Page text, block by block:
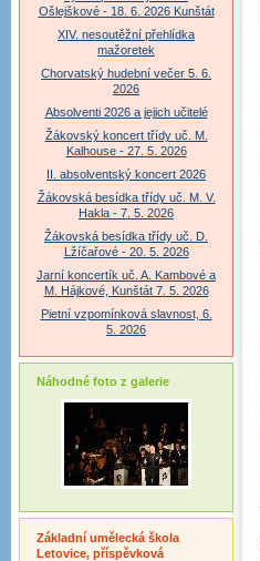
Ošlejškové - 18. 6. 2026 Kunštát
XIV. nesoutěžní přehlídka
mažoretek
Chorvatský hudební večer 5. 6.
2026
Absolventi 2026 a jejich učitelé
Žákovský koncert třídy uč. M.
Kalhouse - 27. 5. 2026
II. absolventský koncert 2026
Žákovská besídka třídy uč. M. V.
Hakla - 7. 5. 2026
Žákovská besídka třídy uč. D.
Lžíčařové - 20. 5. 2026
Jarní koncertík uč. A. Kambové a
M. Hájkové, Kunštát 7. 5. 2026
Pietní vzpomínková slavnost, 6.
5. 2026
Náhodné foto z galerie
Základní umělecká škola
Letovice, příspěvková